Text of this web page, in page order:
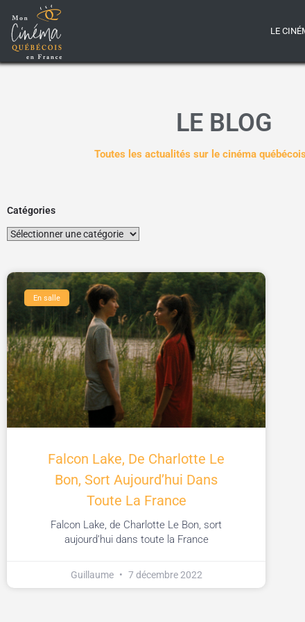
LE
LE BLOG
Toutes les actualités sur le cinéma
Catégories
En salle
Falcon Lake, De Charlotte Le
Bon, Sort Aujourd’hui Dans
Toute La France
Falcon Lake, de Charlotte Le Bon, sort
aujourd’hui dans toute la France
Guillaume 7 décembre 2022